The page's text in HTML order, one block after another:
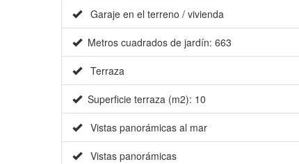
Garaje en el terreno / vivienda
Metros cuadrados de jardín: 663
Terraza
Superficie terraza (m2): 10
Vistas panorámicas al mar
Vistas panorámicas